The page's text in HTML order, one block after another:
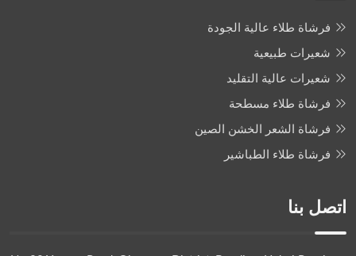
فرشاة طلاء عالية الجودة
شعيرات طبيعية
شعيرات عالية التقليد
فرشاة طلاء مسطحة
فرشاة الشعر الخشن الصين
فرشاة طلاء الطباشير
اتصل بنا